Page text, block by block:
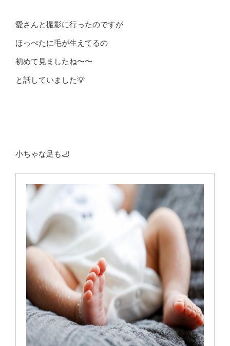
愛さんと撮影に行ったのですが
ほっぺたに毛が生えてるの
初めて見ましたね〜〜
と話していました💡
小ちゃな足も🦶